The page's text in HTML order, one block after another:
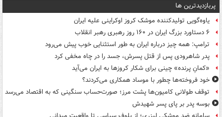
پربازدیدترین ها
یاوه‌گویی تولیدکننده موشک کروز اوکراینی علیه ایران
۶ دستاورد بزرگ ایران در ۱۶۰ روز رهبری رهبر انقلاب
ترامپ: همه چیز درباره ایران به طور استثنایی خوب پیش می‌رود
پدر شاهرودی پس از قتل پسرش، جسد را در چاه مخفی کرد
«کمانِ پرنده» چینی برای شکار کروزها به ایران می‌آید
خود فروخته‌ها چطور با موساد همکاری می‌کردند؟
توقف طولانی کامیون‌ها پشت مرز؛ صورت‌حساب سنگینی که به اقتصاد می‌رسد
بوسه‌ پدر بر پای پسر شهیدش